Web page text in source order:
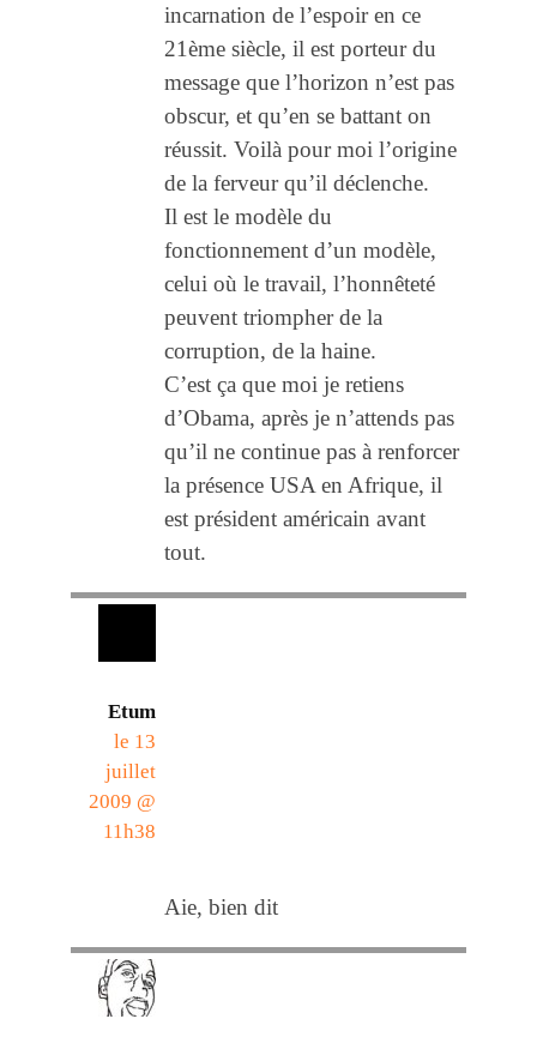
incarnation de l’espoir en ce
21ème siècle, il est porteur du
message que l’horizon n’est pas
obscur, et qu’en se battant on
réussit. Voilà pour moi l’origine
de la ferveur qu’il déclenche.
Il est le modèle du
fonctionnement d’un modèle,
celui où le travail, l’honnêteté
peuvent triompher de la
corruption, de la haine.
C’est ça que moi je retiens
d’Obama, après je n’attends pas
qu’il ne continue pas à renforcer
la présence USA en Afrique, il
est président américain avant
tout.
Etum
le 13
juillet
2009 @
11h38
Aie, bien dit